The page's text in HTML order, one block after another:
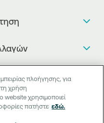
έφτασε!
Transaction Banking
πλοήγησης, για
τη χρήση
website χρησιμοποιεί
πατήστε εδώ.